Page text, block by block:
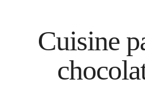
Cuisine